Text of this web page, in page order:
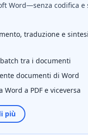
Word—senza codifica e
traduzione e
tra i documenti
documenti di Word
Word a PDF e viceversa
più